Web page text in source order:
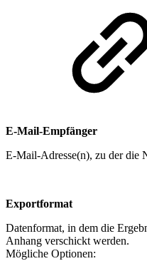
E-Mail-Empfänger
E-Mail-Adresse(n), zu der die
Exportformat
Datenformat, in dem die
Anhang verschickt werden.
Mögliche Optionen: